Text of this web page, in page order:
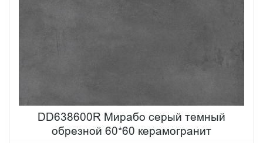
DD638600R Мирабо серый темный
обрезной 60*60 керамогранит